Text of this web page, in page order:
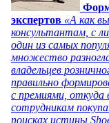
экспертов «А как
консультантам, с
один из самых
множество
владельцев
правильно
с премиями, откуда
сотрудникам
поисках истины